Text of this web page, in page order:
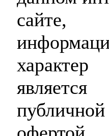
сайте,
является
публичной